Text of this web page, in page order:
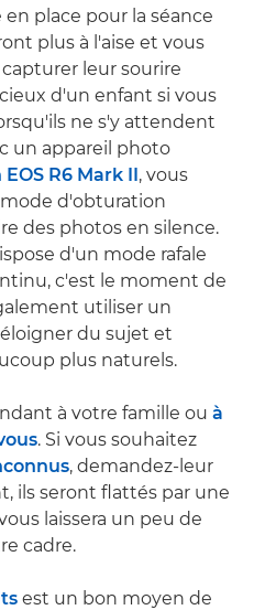
place pour la séance
plus à l'aise et vous
leur sourire
d'un enfant si vous
ne s'y attendent
un appareil photo
R6 Mark II, vous
d'obturation
des photos en silence.
d'un mode rafale
c'est le moment de
utiliser un
du sujet et
plus naturels.
à votre famille ou à
. Si vous souhaitez
, demandez-leur
ils seront flattés par une
laissera un peu de
cadre.
est un bon moyen de